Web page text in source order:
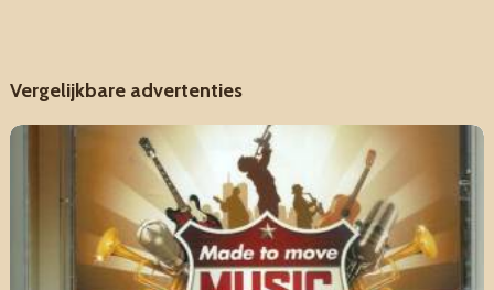
Vergelijkbare advertenties